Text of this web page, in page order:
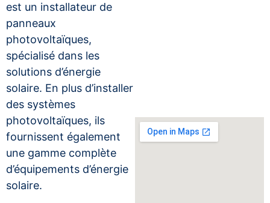
est un installateur de
panneaux
photovoltaïques,
spécialisé dans les
solutions d’énergie
solaire. En plus d’installer
des systèmes
photovoltaïques, ils
fournissent également
une gamme complète
d’équipements d’énergie
solaire.